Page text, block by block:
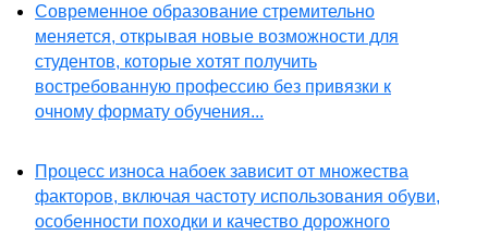
Современное образование стремительно
меняется, открывая новые возможности для
студентов, которые хотят получить
востребованную профессию без привязки к
очному формату обучения...
Процесс износа набоек зависит от множества
факторов, включая частоту использования обуви,
особенности походки и качество дорожного